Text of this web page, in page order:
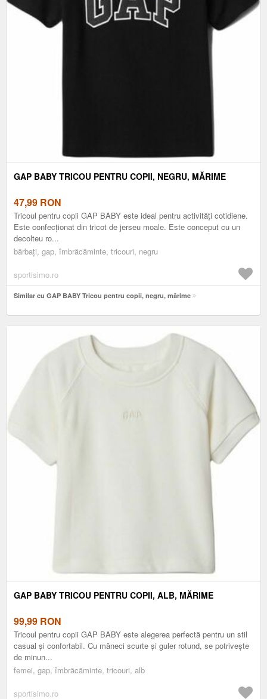
GAP BABY TRICOU PENTRU COPII, NEGRU, MĂRIME
47,99 RON
Tricoul pentru copii GAP BABY este ideal pentru activități cotidiene.
Este confecționat din tricot de jerseu moale. Este conceput cu un
decolteu ro...
bărbați, gap, îmbrăcăminte, tricouri, negru
sportisimo.ro
Similar cu GAP BABY Tricou pentru copii, negru, mărime
GAP BABY TRICOU PENTRU COPII, ALB, MĂRIME
99,99 RON
Tricoul pentru copii GAP BABY este alegerea perfectă pentru un stil
casual și confortabil. Cu mâneci scurte și guler rotund, se potrivește
de minun...
femei, gap, îmbrăcăminte, tricouri, alb
sportisimo.ro